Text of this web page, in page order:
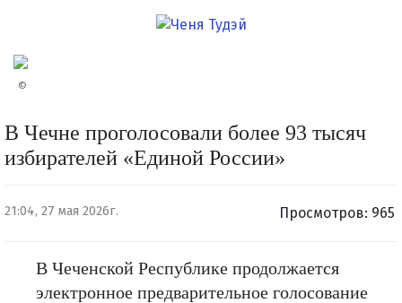
©
В Чечне проголосовали более 93 тысяч
избирателей «Единой России»
21:04, 27 мая 2026г. Просмотров: 965
В Чеченской Республике продолжается
электронное предварительное голосование